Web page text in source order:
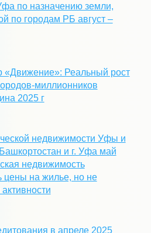
по назначению земли,
по городам РБ август –
«Движение»: Реальный рост
миллионников
2025 г
недвижимости Уфы и
и г. Уфа май
недвижимость
цены на жилье, но не
в апреле 2025